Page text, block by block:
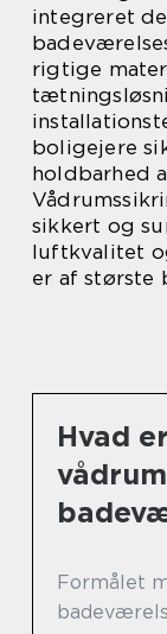
integreret
rigtige
boligejere
holdbarhed
sikkert og
luftkvalitet
er af største
Hvad
Formålet